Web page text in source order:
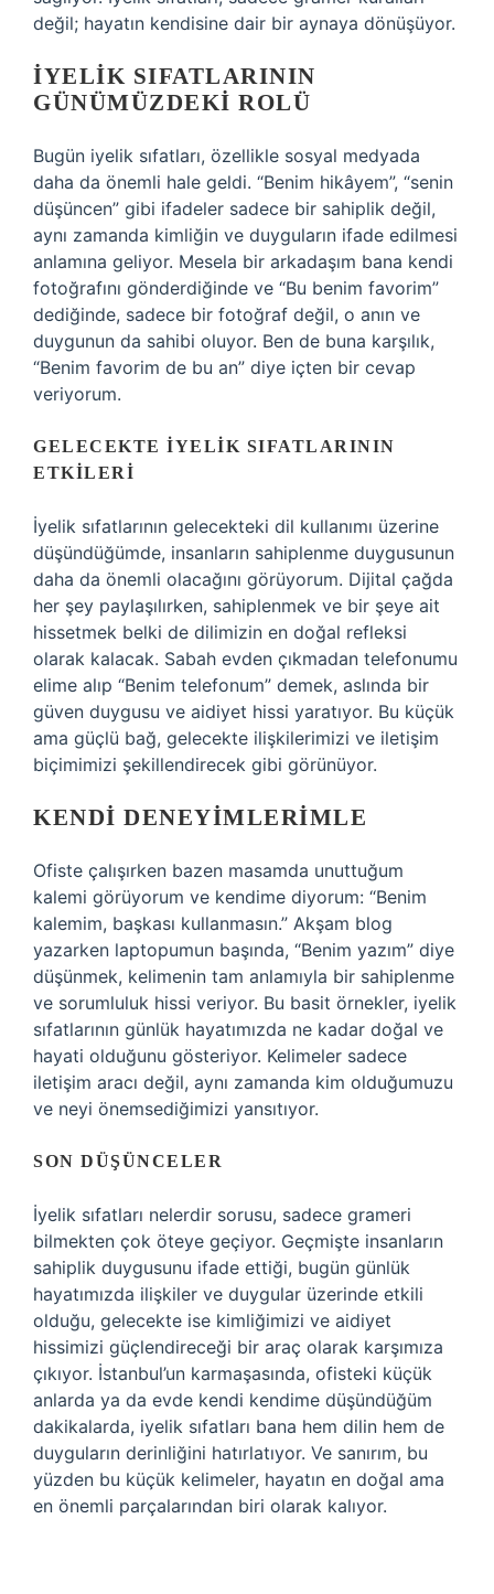
değil; hayatın kendisine dair bir aynaya dönüşüyor.
İYELIK SIFATLARININ
GÜNÜMÜZDEKI ROLÜ
Bugün iyelik sıfatları, özellikle sosyal medyada
daha da önemli hale geldi. “Benim hikâyem”, “senin
düşüncen” gibi ifadeler sadece bir sahiplik değil,
aynı zamanda kimliğin ve duyguların ifade edilmesi
anlamına geliyor. Mesela bir arkadaşım bana kendi
fotoğrafını gönderdiğinde ve “Bu benim favorim”
dediğinde, sadece bir fotoğraf değil, o anın ve
duygunun da sahibi oluyor. Ben de buna karşılık,
“Benim favorim de bu an” diye içten bir cevap
veriyorum.
GELECEKTE İYELIK SIFATLARININ
ETKILERI
İyelik sıfatlarının gelecekteki dil kullanımı üzerine
düşündüğümde, insanların sahiplenme duygusunun
daha da önemli olacağını görüyorum. Dijital çağda
her şey paylaşılırken, sahiplenmek ve bir şeye ait
hissetmek belki de dilimizin en doğal refleksi
olarak kalacak. Sabah evden çıkmadan telefonumu
elime alıp “Benim telefonum” demek, aslında bir
güven duygusu ve aidiyet hissi yaratıyor. Bu küçük
ama güçlü bağ, gelecekte ilişkilerimizi ve iletişim
biçimimizi şekillendirecek gibi görünüyor.
KENDI DENEYIMLERIMLE
Ofiste çalışırken bazen masamda unuttuğum
kalemi görüyorum ve kendime diyorum: “Benim
kalemim, başkası kullanmasın.” Akşam blog
yazarken laptopumun başında, “Benim yazım” diye
düşünmek, kelimenin tam anlamıyla bir sahiplenme
ve sorumluluk hissi veriyor. Bu basit örnekler, iyelik
sıfatlarının günlük hayatımızda ne kadar doğal ve
hayati olduğunu gösteriyor. Kelimeler sadece
iletişim aracı değil, aynı zamanda kim olduğumuzu
ve neyi önemsediğimizi yansıtıyor.
SON DÜŞÜNCELER
İyelik sıfatları nelerdir sorusu, sadece grameri
bilmekten çok öteye geçiyor. Geçmişte insanların
sahiplik duygusunu ifade ettiği, bugün günlük
hayatımızda ilişkiler ve duygular üzerinde etkili
olduğu, gelecekte ise kimliğimizi ve aidiyet
hissimizi güçlendireceği bir araç olarak karşımıza
çıkıyor. İstanbul’un karmaşasında, ofisteki küçük
anlarda ya da evde kendi kendime düşündüğüm
dakikalarda, iyelik sıfatları bana hem dilin hem de
duyguların derinliğini hatırlatıyor. Ve sanırım, bu
yüzden bu küçük kelimeler, hayatın en doğal ama
en önemli parçalarından biri olarak kalıyor.